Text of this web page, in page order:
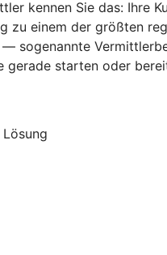
kennen Sie das: Ihre
zu einem der größten
sogenannte
starten oder